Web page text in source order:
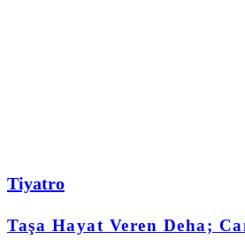
Tiyatro
Taşa Hayat Veren Deha;